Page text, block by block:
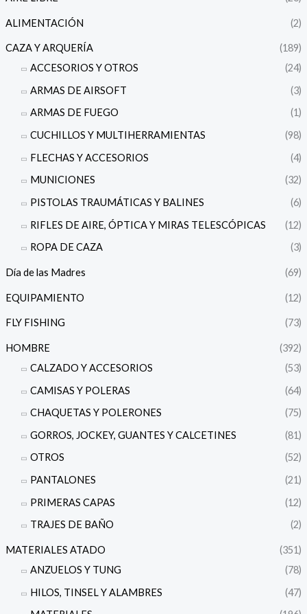
ALIMENTACIÓN (2)
CAZA Y ARQUERÍA
(189)
ACCESORIOS Y OTROS
(24)
ARMAS DE AIRSOFT
(3)
ARMAS DE FUEGO
(1)
CUCHILLOS Y MULTIHERRAMIENTAS
(98)
FLECHAS Y ACCESORIOS
(4)
MUNICIONES
(32)
PISTOLAS TRAUMÁTICAS Y BALINES
(6)
RIFLES DE AIRE, ÓPTICA Y MIRAS TELESCÓPICAS
(12)
ROPA DE CAZA
(3)
Día de las Madres (69)
EQUIPAMIENTO (12)
FLY FISHING (73)
HOMBRE
(392)
CALZADO Y ACCESORIOS
(53)
CAMISAS Y POLERAS
(64)
CHAQUETAS Y POLERONES
(75)
GORROS, JOCKEY, GUANTES Y CALCETINES
(81)
OTROS
(52)
PANTALONES
(21)
PRIMERAS CAPAS
(12)
TRAJES DE BAÑO
(2)
MATERIALES ATADO
(351)
ANZUELOS Y TUNG
(78)
HILOS, TINSEL Y ALAMBRES
(47)